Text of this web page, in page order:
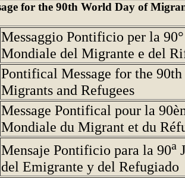
for the 90th World Day of
Messaggio Pontificio per la
Mondiale del Migrante e del
Pontifical Message for the
Migrants and Refugees
Message Pontifical pour la
Mondiale du Migrant et du
Mensaje Pontificio para la 90a
del Emigrante y del Refugiado